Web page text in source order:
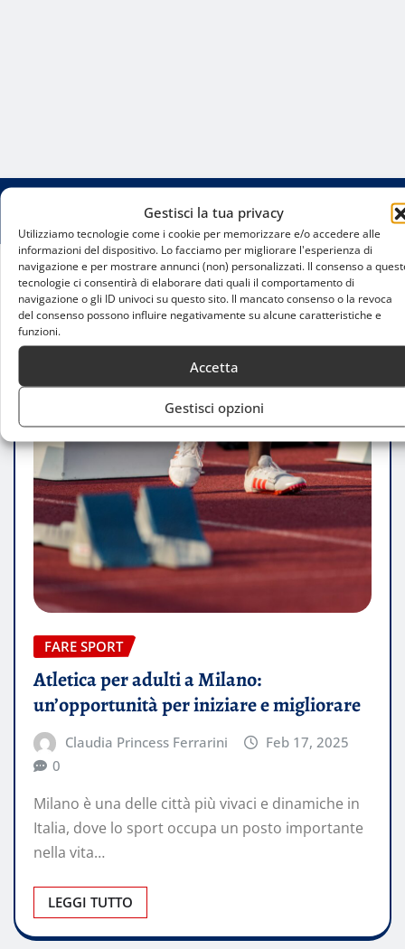
Gestisci la tua privacy
Utilizziamo tecnologie come i cookie per memorizzare e/o accedere alle
informazioni del dispositivo. Lo facciamo per migliorare l'esperienza di
navigazione e per mostrare annunci (non) personalizzati. Il consenso a
tecnologie ci consentirà di elaborare dati quali il comportamento di
navigazione o gli ID univoci su questo sito. Il mancato consenso o la revoca
del consenso possono influire negativamente su alcune caratteristiche e
funzioni.
Accetta
Gestisci opzioni
Home
Atletica per adulti a Milano: un’opportunità per
iniziare e migliorare
FARE SPORT
Atletica per adulti a Milano:
un’opportunità per iniziare e migliorare
Claudia Princess Ferrarini
Feb 17, 2025
0
Milano è una delle città più vivaci e dinamiche in
Italia, dove lo sport occupa un posto importante
nella vita…
LEGGI TUTTO